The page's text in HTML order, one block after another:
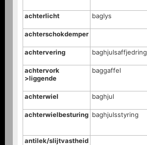
achterlicht baglys
achterschokdemper
achtervering
baghjulsaffjedring
achtervork
>liggende
baggaffel
achterwiel baghjul
achterwielbesturing baghjulsstyring
antilek/slijtvastheid